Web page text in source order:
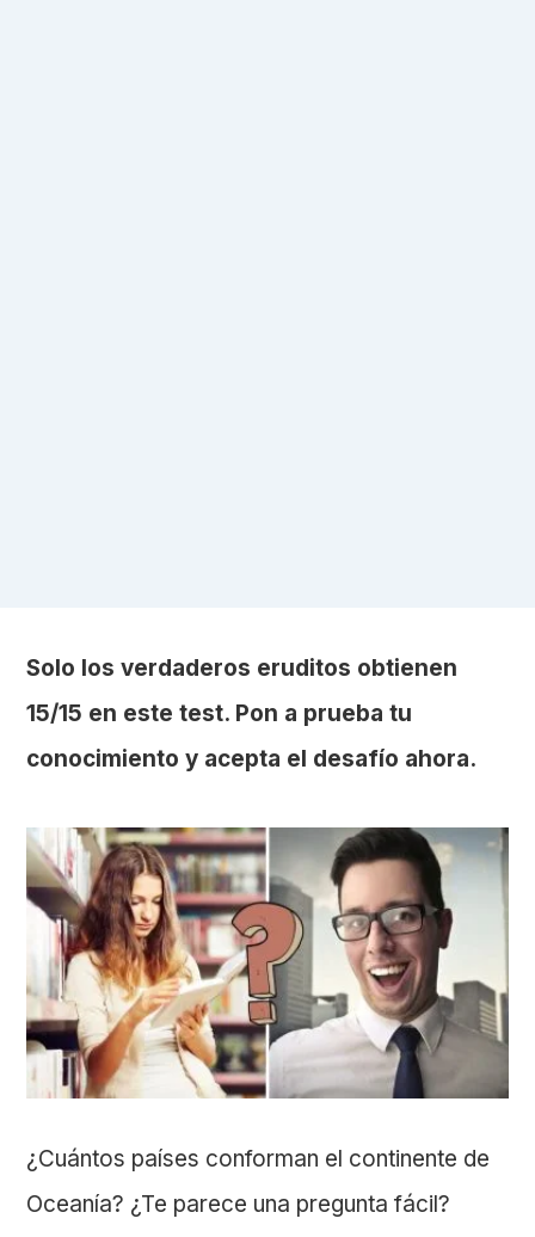
Solo los verdaderos eruditos obtienen
15/15 en este test. Pon a prueba tu
conocimiento y acepta el desafío ahora.
¿Cuántos países conforman el continente de
Oceanía? ¿Te parece una pregunta fácil?